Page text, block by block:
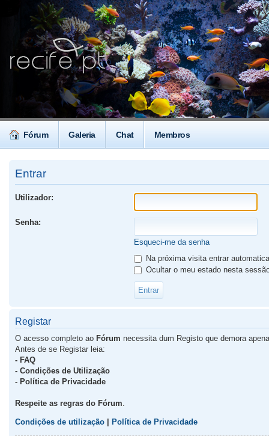
Fórum Galeria Chat Membros
Entrar
Utilizador:
Senha:
Esqueci-me da senha
Na próxima visita entrar
Ocultar o meu estado nesta
Registar
O acesso completo ao Fórum necessita dum Registo que demora
Antes de se Registar leia:
- FAQ
- Condições de Utilização
- Política de Privacidade
Respeite as regras do Fórum
Condições de utilização Política de Privacidade